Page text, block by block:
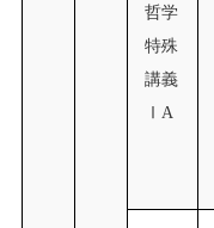
哲学
特殊
講義
ⅠA